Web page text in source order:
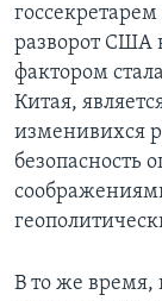
разворот США
фактором
Китая,
изменивихся
безопасность
В то же время,